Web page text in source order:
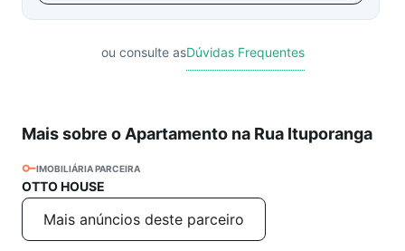
ou consulte asDúvidas Frequentes
Mais sobre o Apartamento na Rua Ituporanga
IMOBILIÁRIA PARCEIRA
OTTO HOUSE
Mais anúncios deste parceiro